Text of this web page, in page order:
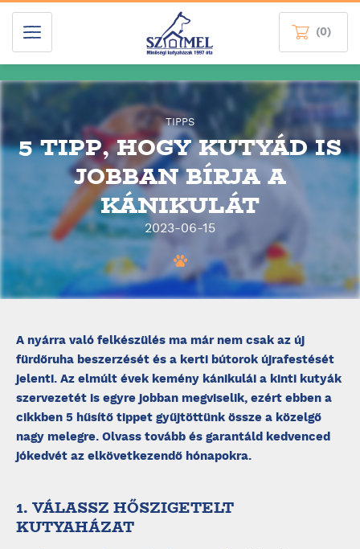
(0)
TIPPS
5 TIPP, HOGY KUTYÁD IS
JOBBAN BÍRJA A
KÁNIKULÁT
2023-06-15
A nyárra való felkészülés ma már nem csak az új
fürdőruha beszerzését és a kerti bútorok újrafestését
jelenti. Az elmúlt évek kemény kánikulái a kinti kutyák
szervezetét is egyre jobban megviselik, ezért ebben a
cikkben 5 hűsítő tippet gyűjtöttünk össze a közelgő
nagy melegre. Olvass tovább és garantáld kedvenced
jókedvét az elkövetkezendő hónapokra.
1. VÁLASSZ HŐSZIGETELT
KUTYAHÁZAT